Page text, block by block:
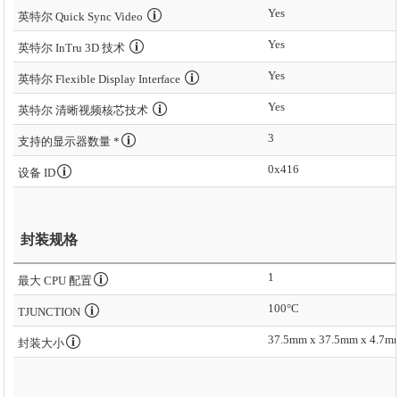
英特尔 Quick Sync Video Yes
英特尔 InTru 3D 技术 Yes
英特尔 Flexible Display Interface Yes
英特尔 清晰视频核芯技术 Yes
支持的显示器数量 * 3
设备 ID 0x416
封装规格
最大 CPU 配置 1
TJUNCTION 100°C
封装大小 37.5mm x 37.5mm x